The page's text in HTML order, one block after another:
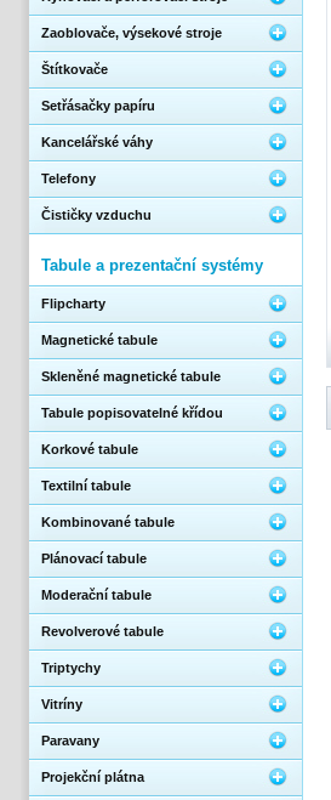
Zaoblovače, výsekové stroje
Štítkovače
Setřásačky papíru
Kancelářské váhy
Telefony
Čističky vzduchu
Tabule a prezentační systémy
Flipcharty
Magnetické tabule
Skleněné magnetické tabule
Tabule popisovatelné křídou
Korkové tabule
Textilní tabule
Kombinované tabule
Plánovací tabule
Moderační tabule
Revolverové tabule
Triptychy
Vitríny
Paravany
Projekční plátna